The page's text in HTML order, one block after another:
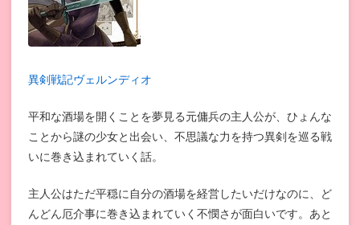
異剣戦記ヴェルンディオ
平和な酒場を開くことを夢見る元傭兵の主人公が、ひょんな
ことから謎の少女と出会い、不思議な力を持つ異剣を巡る戦
いに巻き込まれていく話。
主人公はただ平穏に自分の酒場を経営したいだけなのに、ど
んどん厄介事に巻き込まれていく不憫さが面白いです。あと